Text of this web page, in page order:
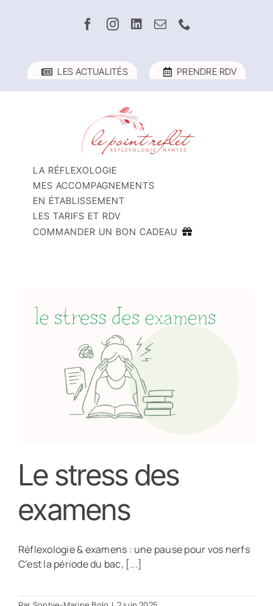
LES ACTUALITÉS PRENDRE RDV
LA RÉFLEXOLOGIE
MES ACCOMPAGNEMENTS
EN ÉTABLISSEMENT
LES TARIFS ET RDV
COMMANDER UN BON CADEAU
Le stress des
examens
Réflexologie & examens : une pause pour vos nerfs
C’est la période du bac, [...]